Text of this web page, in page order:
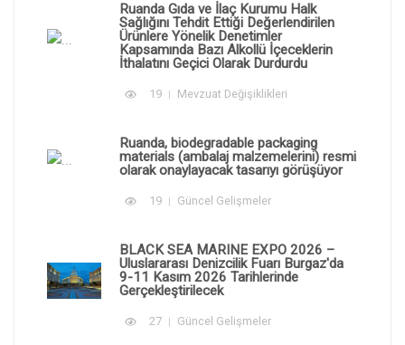
Ruanda Gıda ve İlaç Kurumu Halk
Sağlığını Tehdit Ettiği Değerlendirilen
Ürünlere Yönelik Denetimler
Kapsamında Bazı Alkollü İçeceklerin
İthalatını Geçici Olarak Durdurdu
19 Mevzuat Değişiklikleri
Ruanda, biodegradable packaging
materials (ambalaj malzemelerini) resmi
olarak onaylayacak tasarıyı görüşüyor
19 Güncel Gelişmeler
BLACK SEA MARINE EXPO 2026 –
Uluslararası Denizcilik Fuarı Burgaz'da
9-11 Kasım 2026 Tarihlerinde
Gerçekleştirilecek
27 Güncel Gelişmeler